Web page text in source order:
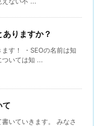
りますか？
す！ ・SEOの名前は知
ついては知 ...
て
いていきます。 みなさ